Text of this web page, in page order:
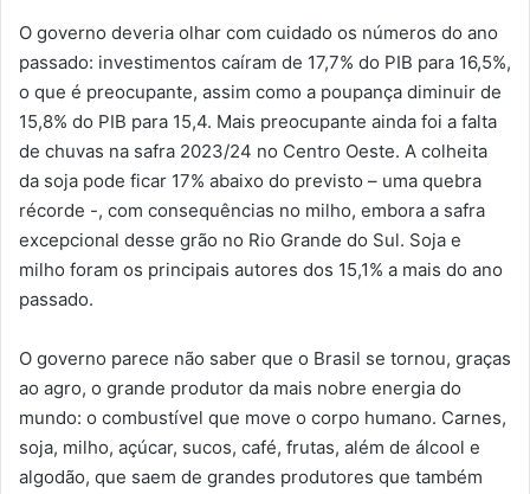
O governo deveria olhar com cuidado os números do ano
passado: investimentos caíram de 17,7% do PIB para 16,5%,
o que é preocupante, assim como a poupança diminuir de
15,8% do PIB para 15,4. Mais preocupante ainda foi a falta
de chuvas na safra 2023/24 no Centro Oeste. A colheita
da soja pode ficar 17% abaixo do previsto – uma quebra
récorde -, com consequências no milho, embora a safra
excepcional desse grão no Rio Grande do Sul. Soja e
milho foram os principais autores dos 15,1% a mais do ano
passado.
O governo parece não saber que o Brasil se tornou, graças
ao agro, o grande produtor da mais nobre energia do
mundo: o combustível que move o corpo humano. Carnes,
soja, milho, açúcar, sucos, café, frutas, além de álcool e
algodão, que saem de grandes produtores que também